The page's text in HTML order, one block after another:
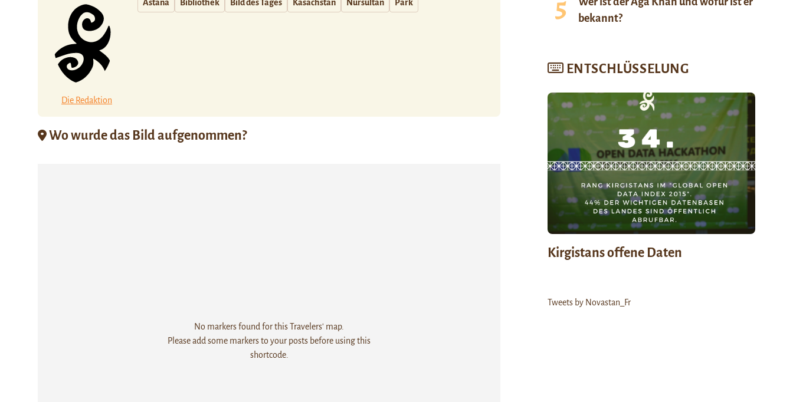
Die Redaktion
Astana Bibliothek Bild des Tages Kasachstan Nursultan Park
Wo wurde das Bild aufgenommen?
No markers found for this Travelers' map.
Please add some markers to your posts before using this
shortcode.
bekannt?
ENTSCHLÜSSELUNG
Kirgistans offene Daten
Tweets by Novastan_Fr